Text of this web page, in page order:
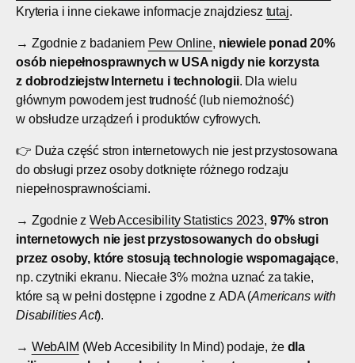
Kryteria i inne ciekawe informacje znajdziesz tutaj.
→ Zgodnie z badaniem Pew Online, niewiele ponad 20%
osób niepełnosprawnych w USA nigdy nie korzysta
z dobrodziejstw Internetu i technologii. Dla wielu
głównym powodem jest trudność (lub niemożność)
w obsłudze urządzeń i produktów cyfrowych.
👉 Duża część stron internetowych nie jest przystosowana
do obsługi przez osoby dotknięte różnego rodzaju
niepełnosprawnościami.
→ Zgodnie zWeb Accesibility Statistics 2023, 97% stron
internetowych nie jest przystosowanych do obsługi
przez osoby, które stosują technologie wspomagające,
np. czytniki ekranu. Niecałe 3% można uznać za takie,
które są w pełni dostępne i zgodne z ADA (Americans with
Disabilities Act).
→ WebAIM (Web Accesibility In Mind) podaje, że dla